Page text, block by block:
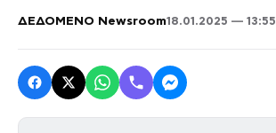
ΔΕΔΟΜΕΝΟ Newsroom18.01.2025 — 13:55